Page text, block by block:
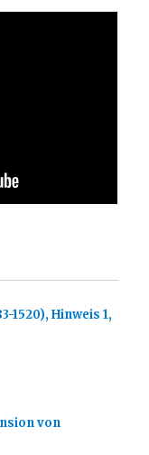
1520), Hinweis 1,
von